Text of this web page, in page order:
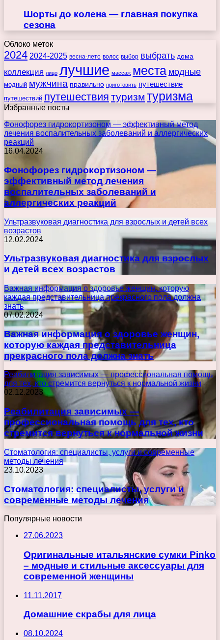
Шорты до колена — главная покупка
сезона
Облоко меток
2024 2024-2025 весна-лето волос выбор выбрать дома
коллекция лицо лучшие массаж места модные
модный мужчина правильно приготовить путешествие
путешествий путешествия туризм туризма
Избранные посты
Фонофорез гидрокортизоном — эффективный метод
лечения воспалительных заболеваний и аллергических
реакций
16.04.2024
Фонофорез гидрокортизоном —
эффективный метод лечения
воспалительных заболеваний и
аллергических реакций
Ультразвуковая диагностика для взрослых и детей всех
возрастов
12.02.2024
Ультразвуковая диагностика для взрослых
и детей всех возрастов
Важная информация о здоровье женщин, которую
каждая представительница прекрасного пола должна
знать
07.02.2024
Важная информация о здоровье женщин,
которую каждая представительница
прекрасного пола должна знать
Реабилитация зависимых — профессиональная помощь
для тех, кто стремится вернуться к нормальной жизни
02.12.2023
Реабилитация зависимых —
профессиональная помощь для тех, кто
стремится вернуться к нормальной жизни
Стоматология: специалисты, услуги и современные
методы лечения
23.10.2023
Стоматология: специалисты, услуги и
современные методы лечения
Популярные новости
27.06.2023
Оригинальные итальянские сумки Pinko
– модные и стильные аксессуары для
современной женщины
11.11.2017
Домашние скрабы для лица
08.10.2024